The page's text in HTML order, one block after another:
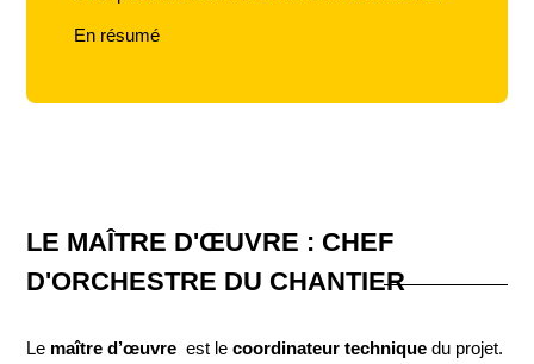
En résumé
LE MAÎTRE D'ŒUVRE : CHEF
D'ORCHESTRE DU CHANTIER
Le maître d’œuvre est lecoordinateur technique du projet.